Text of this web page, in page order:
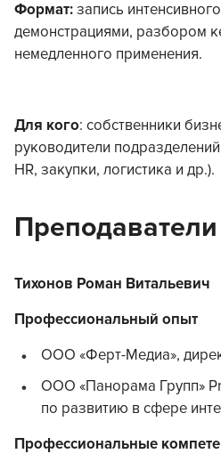
Формат: запись
демонстрациями, разбором
немедленного применения.
Для кого: собственники
руководители
HR, закупки, логистика и др.).
Преподаватели
Тихонов Роман Витальевич
Профессиональный опыт
ООО «Ферт-Медиа»,
ООО «Панорама Групп»
по развитию в сфере
Профессиональные